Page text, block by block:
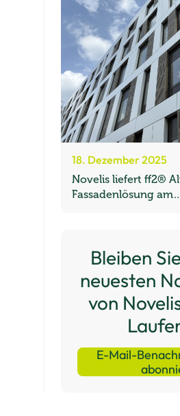
18. Dezember 2025
Novelis liefert ff2®
Fassadenlösung am
Bleiben
neuesten
von
E-Mail-